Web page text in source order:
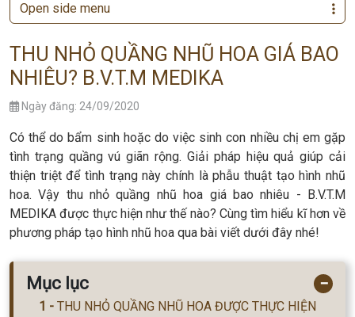
THU NHỎ QUẦNG NHŨ HOA GIÁ BAO
NHIÊU? B.V.T.M MEDIKA
Ngày đăng: 24/09/2020
Có thể do bẩm sinh hoặc do việc sinh con nhiều chị em gặp
tình trạng quầng vú giãn rộng. Giải pháp hiệu quả giúp cải
thiện triệt để tình trạng này chính là phẫu thuật tạo hình nhũ
hoa. Vậy thu nhỏ quầng nhũ hoa giá bao nhiêu - B.V.T.M
MEDIKA được thực hiện như thế nào? Cùng tìm hiểu kĩ hơn về
phương pháp tạo hình nhũ hoa qua bài viết dưới đây nhé!
Mục lục −
THU NHỎ QUẦNG NHŨ HOA ĐƯỢC THỰC HIỆN
Open side menu